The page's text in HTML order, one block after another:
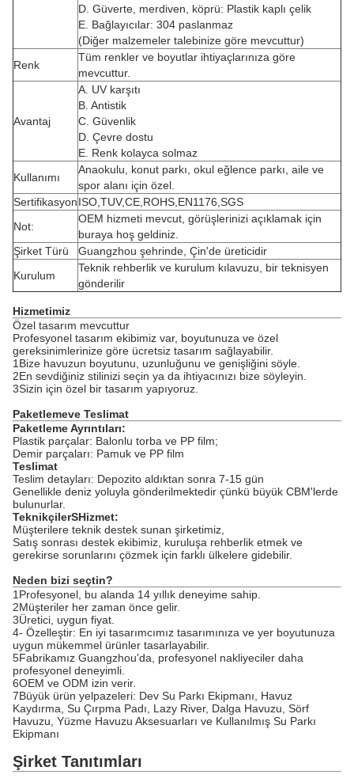
D. Güverte, merdiven, köprü: Plastik kaplı çelik
E. Bağlayıcılar: 304 paslanmaz
(Diğer malzemeler talebinize göre mevcuttur)
Renk
Tüm renkler ve boyutlar ihtiyaçlarınıza göre
mevcuttur.
Avantaj
A. UV karşıtı
B. Antistik
C. Güvenlik
D. Çevre dostu
E. Renk kolayca solmaz
Kullanımı
Anaokulu, konut parkı, okul eğlence parkı, aile ve
spor alanı için özel.
SertifikasyonISO,TUV,CE,ROHS,EN1176,SGS
Not:
OEM hizmeti mevcut, görüşlerinizi açıklamak için
buraya hoş geldiniz.
Şirket Türü
Guangzhou şehrinde, Çin'de üreticidir
Kurulum
Teknik rehberlik ve kurulum kılavuzu, bir teknisyen
gönderilir
Hizmetimiz
Özel tasarım mevcuttur
Profesyonel tasarım ekibimiz var, boyutunuza ve özel
gereksinimlerinize göre ücretsiz tasarım sağlayabilir.
1Bize havuzun boyutunu, uzunluğunu ve genişliğini söyle.
2En sevdiğiniz stilinizi seçin ya da ihtiyacınızı bize söyleyin.
3Sizin için özel bir tasarım yapıyoruz.
Paketlemeve Teslimat
Paketleme Ayrıntıları:
Plastik parçalar: Balonlu torba ve PP film;
Demir parçaları: Pamuk ve PP film
Teslimat
Teslim detayları: Depozito aldıktan sonra 7-15 gün
Genellikle deniz yoluyla gönderilmektedir çünkü büyük CBM'lerde
bulunurlar.
TeknikçilerSHizmet:
Müşterilere teknik destek sunan şirketimiz,
Satış sonrası destek ekibimiz, kuruluşa rehberlik etmek ve
gerekirse sorunlarını çözmek için farklı ülkelere gidebilir.
Neden bizi seçtin?
1Profesyonel, bu alanda 14 yıllık deneyime sahip.
2Müşteriler her zaman önce gelir.
3Üretici, uygun fiyat.
4- Özelleştir: En iyi tasarımcımız tasarımınıza ve yer boyutunuza
uygun mükemmel ürünler tasarlayabilir.
5Fabrikamız Guangzhou'da, profesyonel nakliyeciler daha
profesyonel deneyimli.
6OEM ve ODM izin verir.
7Büyük ürün yelpazeleri: Dev Su Parkı Ekipmanı, Havuz
Kaydırma, Su Çırpma Padı, Lazy River, Dalga Havuzu, Sörf
Havuzu, Yüzme Havuzu Aksesuarları ve Kullanılmış Su Parkı
Ekipmanı
Şirket Tanıtımları